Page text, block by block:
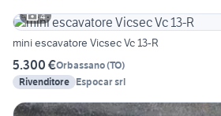
4
mini escavatore Vicsec Vc 13-R
5.300 €Orbassano(TO)
Rivenditore Espocar srl